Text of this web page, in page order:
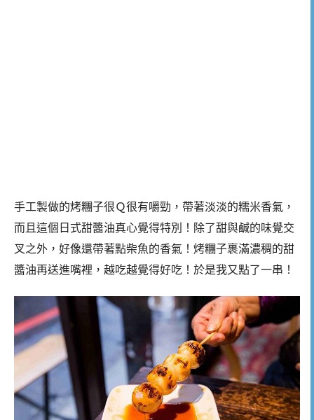
手工製做的烤糰子很Ｑ很有嚼勁，帶著淡淡的糯米香氣，
而且這個日式甜醬油真心覺得特別！除了甜與鹹的味覺交
叉之外，好像還帶著點柴魚的香氣！烤糰子裹滿濃稠的甜
醬油再送進嘴裡，越吃越覺得好吃！於是我又點了一串！